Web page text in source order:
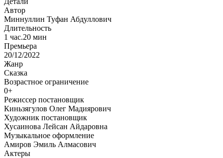
Автор
Миннуллин Туфан Абдуллович
Длительность
1 час.20 мин
Премьера
20/12/2022
Жанр
Сказка
Возрастное ограничение
0+
Режиссер постановщик
Киньзягулов Олег Мадиярович
Художник постановщик
Хусаинова Лейсан Айдаровна
Музыкальное оформление
Амиров Эмиль Алмасович
Актеры